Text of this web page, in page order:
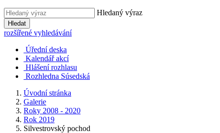
Hledaný výraz
Hledat
rozšířené vyhledávání
Úřední deska
Kalendář akcí
Hlášení rozhlasu
Rozhledna Súsedská
Úvodní stránka
Galerie
Roky 2008 - 2020
Rok 2019
Silvestrovský pochod